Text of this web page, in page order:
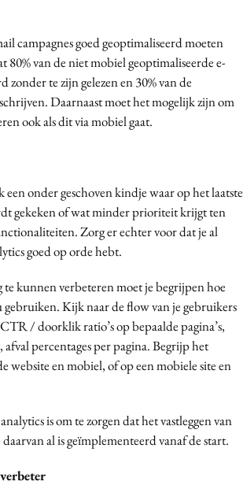
campagnes goed geoptimaliseerd moeten
80% van de niet mobiel geoptimaliseerde e-
te zijn gelezen en 30% van de
Daarnaast moet het mogelijk zijn om
ook als dit via mobiel gaat.
een onder geschoven kindje waar op het laatste
gekeken of wat minder prioriteit krijgt ten
Zorg er echter voor dat je al
goed op orde hebt.
kunnen verbeteren moet je begrijpen hoe
Kijk naar de flow van je gebruikers
/ doorklik ratio’s op bepaalde pagina’s,
afval percentages per pagina. Begrijp het
website en mobiel, of op een mobiele site en
is om te zorgen dat het vastleggen van
al is geïmplementeerd vanaf de start.